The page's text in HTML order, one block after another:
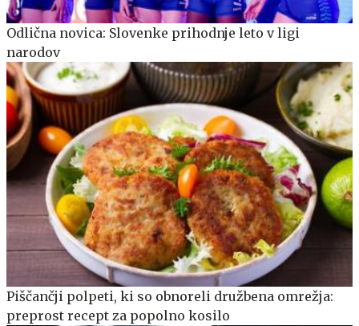
Odlična novica: Slovenke prihodnje leto v ligi
narodov
Piščančji polpeti, ki so obnoreli družbena omrežja:
preprost recept za popolno kosilo